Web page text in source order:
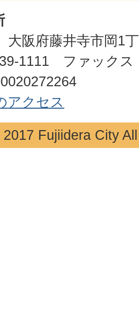
阪府藤井寺市岡1
1111 ファックス
アクセス
Fujiidera City